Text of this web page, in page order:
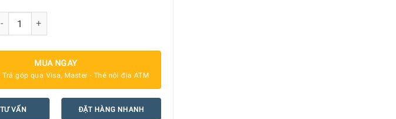
Bộ 2 Chảo Cán Rời Tefal L94090 Ingenio Preference Panst Size 22cm, 26cm số lượng
MUA NGAY
góp qua Visa, Master - Thẻ nội địa ATM
VẤN ĐẶT HÀNG NHANH